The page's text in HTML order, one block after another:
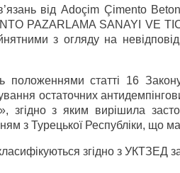
від Adoçim Çimento
PAZARLAMA SANAYI VE
з огляду на
статті 16
остаточних
з яким вирішила
з Турецької Республіки, що
згідно з УКТЗЕД